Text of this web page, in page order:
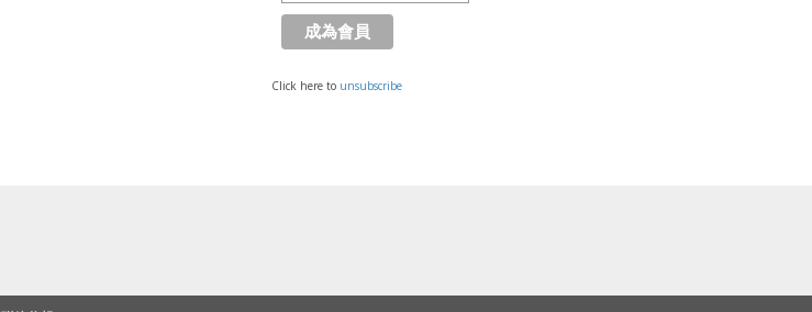
Click here to unsubscribe